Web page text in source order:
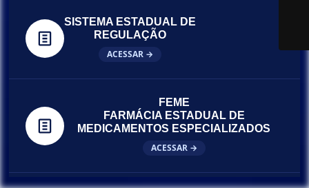
SISTEMA ESTADUAL DE
REGULAÇÃO
ACESSAR →
FEME
FARMÁCIA ESTADUAL DE
MEDICAMENTOS ESPECIALIZADOS
ACESSAR →